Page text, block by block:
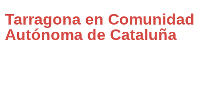
Tarragona en Comunidad
Autónoma de Cataluña